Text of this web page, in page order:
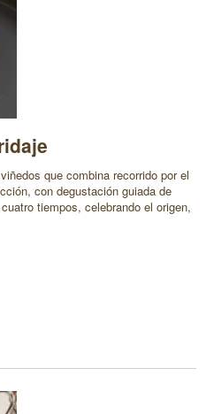
que combina recorrido por el
con degustación guiada de
tiempos, celebrando el origen,